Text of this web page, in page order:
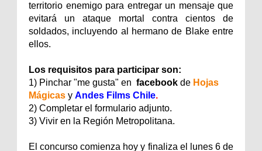
territorio enemigo para entregar un mensaje que
evitará un ataque mortal contra cientos de
soldados, incluyendo al hermano de Blake entre
ellos.
Los requisitos para participar son:
1) Pinchar "me gusta" en facebook de Hojas
Mágicas y Andes Films Chile.
2) Completar el formulario adjunto.
3) Vivir en la Región Metropolitana.
El concurso comienza hoy y finaliza el lunes 6 de